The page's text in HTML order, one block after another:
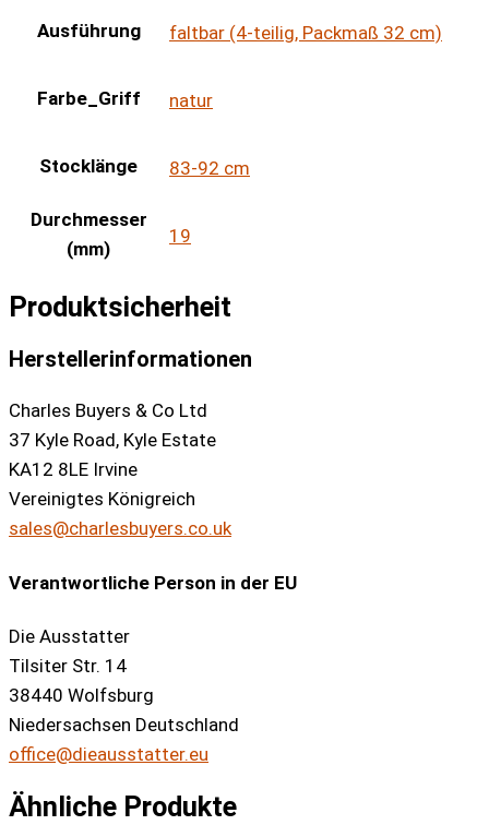
Ausführung faltbar (4-teilig, Packmaß 32 cm)
Farbe_Griff natur
Stocklänge 83-92 cm
Durchmesser
(mm)
19
Produktsicherheit
Herstellerinformationen
Charles Buyers & Co Ltd
37 Kyle Road, Kyle Estate
KA12 8LE Irvine
Vereinigtes Königreich
sales@charlesbuyers.co.uk
Verantwortliche Person in der EU
Die Ausstatter
Tilsiter Str. 14
38440 Wolfsburg
Niedersachsen Deutschland
office@dieausstatter.eu
Ähnliche Produkte